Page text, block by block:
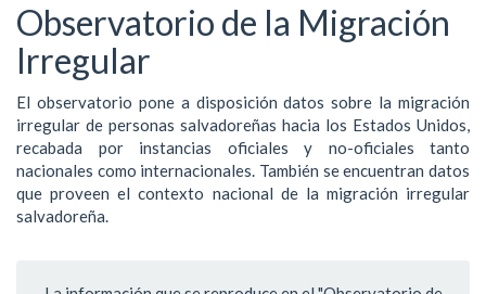
Observatorio de la Migración
Irregular
El observatorio pone a disposición datos sobre la migración
irregular de personas salvadoreñas hacia los Estados Unidos,
recabada por instancias oficiales y no-oficiales tanto
nacionales como internacionales. También se encuentran datos
que proveen el contexto nacional de la migración irregular
salvadoreña.